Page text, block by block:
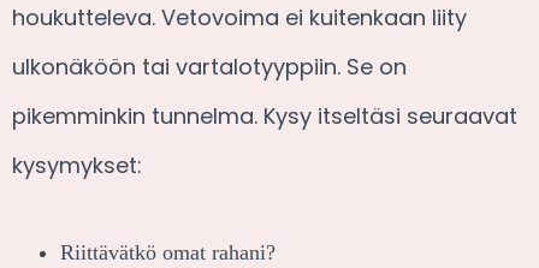
houkutteleva. Vetovoima ei kuitenkaan liity
ulkonäköön tai vartalotyyppiin. Se on
pikemminkin tunnelma. Kysy itseltäsi seuraavat
kysymykset:
Riittävätkö omat rahani?